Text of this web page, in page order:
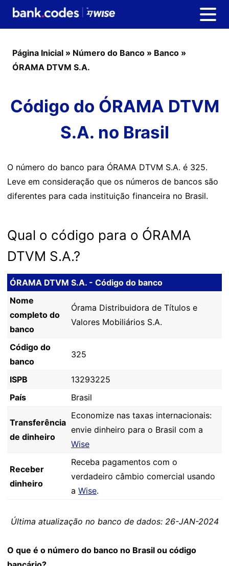
Página Inicial » Número do Banco » Banco »
ÓRAMA DTVM S.A.
Código do ÓRAMA DTVM
S.A. no Brasil
O número do banco para ÓRAMA DTVM S.A. é 325.
Leve em consideração que os números de bancos são
diferentes para cada instituição financeira no Brasil.
Qual o código para o ÓRAMA
DTVM S.A.?
ÓRAMA DTVM S.A. - Código do banco
Nome
completo do
banco
Órama Distribuidora de Títulos e
Valores Mobiliários S.A.
Código do
banco
325
ISPB
13293225
País
Brasil
Transferência
de dinheiro
Economize nas taxas internacionais:
envie dinheiro para o Brasil com a
Wise
Receber
dinheiro
Receba pagamentos com o
verdadeiro câmbio comercial usando
a Wise.
Última atualização no banco de dados: 26-JAN-2024
O que é o número do banco no Brasil ou código